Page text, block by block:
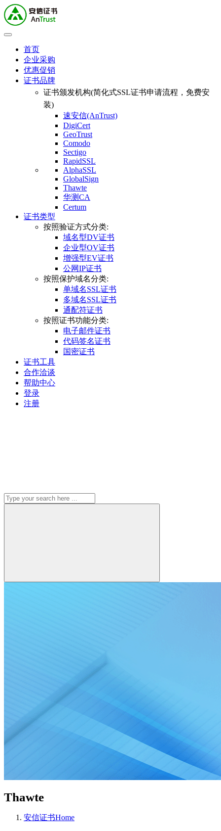
首页
企业采购
优惠促销
证书品牌
证书颁发机构(简化式SSL证书申请流程，免费安
装)
速安信(AnTrust)
DigiCert
GeoTrust
Comodo
Sectigo
RapidSSL
AlphaSSL
GlobalSign
Thawte
华测CA
Certum
证书类型
按照验证方式分类:
域名型DV证书
企业型OV证书
增强型EV证书
公网IP证书
按照保护域名分类:
单域名SSL证书
多域名SSL证书
通配符证书
按照证书功能分类:
电子邮件证书
代码签名证书
国密证书
证书工具
合作洽谈
帮助中心
登录
注册
Thawte
安信证书Home